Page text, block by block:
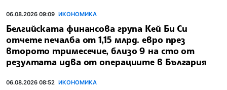
06.08.2026 09:09 ИКОНОМИКА
Белгийската финансова група Кей Би Си
отчете печалба от 1,15 млрд. евро през
второто тримесечие, близо 9 на сто от
резултата идва от операциите в България
06.08.2026 08:52 ИКОНОМИКА